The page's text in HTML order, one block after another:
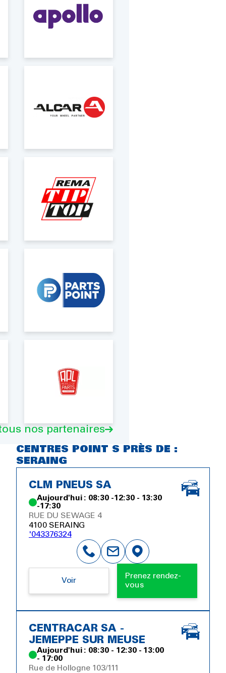
nos partenaires
CENTRES POINT S PRÈS DE :
SERAING
CLM PNEUS SA
Aujourd'hui : 08:30 -12:30 - 13:30
-17:30
RUE DU SEWAGE 4
4100 SERAING
'043376324
Voir
Prenez rendez-
vous
CENTRACAR SA -
JEMEPPE SUR MEUSE
Aujourd'hui : 08:30 - 12:30 - 13:00
- 17:00
Rue de Hollogne 103/111